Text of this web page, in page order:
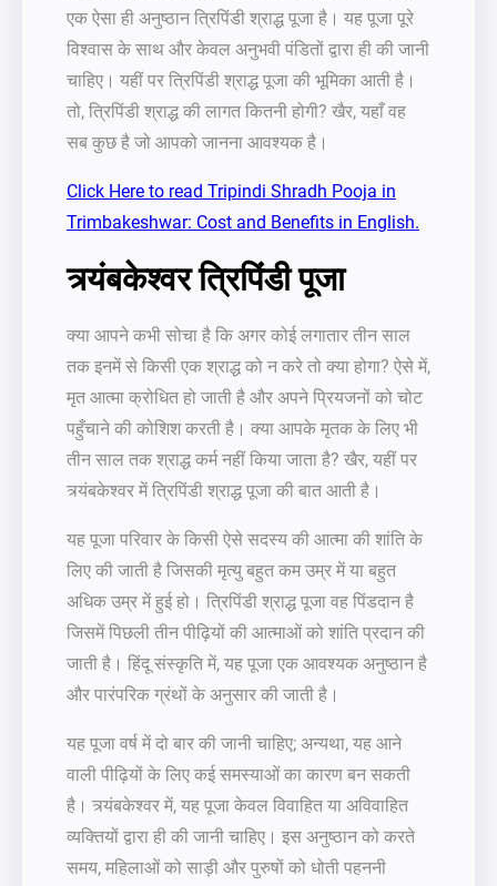
एक ऐसा ही अनुष्ठान त्रिपिंडी श्राद्ध पूजा है। यह पूजा पूरे
विश्वास के साथ और केवल अनुभवी पंडितों द्वारा ही की जानी
चाहिए। यहीं पर त्रिपिंडी श्राद्ध पूजा की भूमिका आती है।
तो, त्रिपिंडी श्राद्ध की लागत कितनी होगी? खैर, यहाँ वह
सब कुछ है जो आपको जानना आवश्यक है।
Click Here to read Tripindi Shradh Pooja in
Trimbakeshwar: Cost and Benefits in English.
त्र्यंबकेश्वर त्रिपिंडी पूजा
क्या आपने कभी सोचा है कि अगर कोई लगातार तीन साल
तक इनमें से किसी एक श्राद्ध को न करे तो क्या होगा? ऐसे में,
मृत आत्मा क्रोधित हो जाती है और अपने प्रियजनों को चोट
पहुँचाने की कोशिश करती है। क्या आपके मृतक के लिए भी
तीन साल तक श्राद्ध कर्म नहीं किया जाता है? खैर, यहीं पर
त्र्यंबकेश्वर में त्रिपिंडी श्राद्ध पूजा की बात आती है।
यह पूजा परिवार के किसी ऐसे सदस्य की आत्मा की शांति के
लिए की जाती है जिसकी मृत्यु बहुत कम उम्र में या बहुत
अधिक उम्र में हुई हो। त्रिपिंडी श्राद्ध पूजा वह पिंडदान है
जिसमें पिछली तीन पीढ़ियों की आत्माओं को शांति प्रदान की
जाती है। हिंदू संस्कृति में, यह पूजा एक आवश्यक अनुष्ठान है
और पारंपरिक ग्रंथों के अनुसार की जाती है।
यह पूजा वर्ष में दो बार की जानी चाहिए; अन्यथा, यह आने
वाली पीढ़ियों के लिए कई समस्याओं का कारण बन सकती
है। त्र्यंबकेश्वर में, यह पूजा केवल विवाहित या अविवाहित
व्यक्तियों द्वारा ही की जानी चाहिए। इस अनुष्ठान को करते
समय, महिलाओं को साड़ी और पुरुषों को धोती पहननी